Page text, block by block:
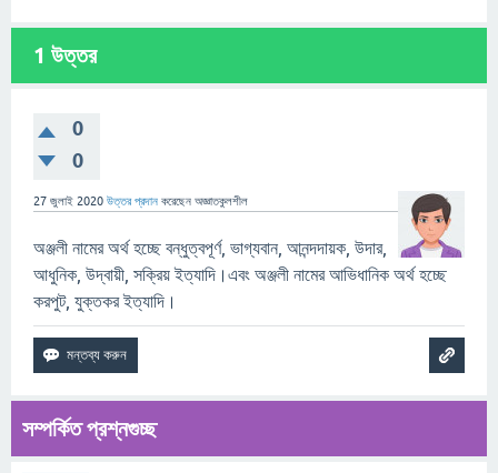
1 উত্তর
0
0
27 জুলাই 2020 উত্তর প্রদান করেছেন অজ্ঞাতকুলশীল
অঞ্জলী নামের অর্থ হচ্ছে বন্ধুত্বপূর্ণ, ভাগ্যবান, আনন্দদায়ক, উদার,
আধুনিক, উদ্বায়ী, সক্রিয় ইত্যাদি।এবং অঞ্জলী নামের আভিধানিক অর্থ হচ্ছে
করপুট, যুক্তকর ইত্যাদি।
সম্পর্কিত প্রশ্নগুচ্ছ